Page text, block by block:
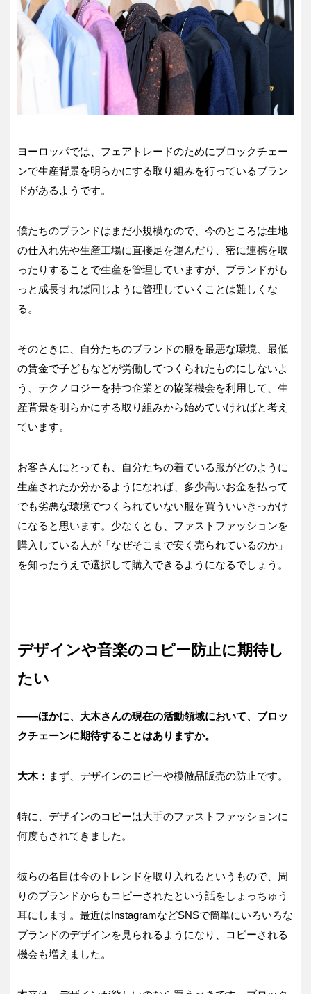
ヨーロッパでは、フェアトレードのためにブロックチェー
ンで生産背景を明らかにする取り組みを行っているブラン
ドがあるようです。
僕たちのブランドはまだ小規模なので、今のところは生地
の仕入れ先や生産工場に直接足を運んだり、密に連携を取
ったりすることで生産を管理していますが、ブランドがも
っと成長すれば同じように管理していくことは難しくな
る。
そのときに、自分たちのブランドの服を最悪な環境、最低
の賃金で子どもなどが労働してつくられたものにしないよ
う、テクノロジーを持つ企業との協業機会を利用して、生
産背景を明らかにする取り組みから始めていければと考え
ています。
お客さんにとっても、自分たちの着ている服がどのように
生産されたか分かるようになれば、多少高いお金を払って
でも劣悪な環境でつくられていない服を買ういいきっかけ
になると思います。少なくとも、ファストファッションを
購入している人が「なぜそこまで安く売られているのか」
を知ったうえで選択して購入できるようになるでしょう。
デザインや音楽のコピー防止に期待し
たい
――ほかに、大木さんの現在の活動領域において、ブロッ
クチェーンに期待することはありますか。
大木： まず、デザインのコピーや模倣品販売の防止です。
特に、デザインのコピーは大手のファストファッションに
何度もされてきました。
彼らの名目は今のトレンドを取り入れるというもので、周
りのブランドからもコピーされたという話をしょっちゅう
耳にします。最近はInstagramなどSNSで簡単にいろいろな
ブランドのデザインを見られるようになり、コピーされる
機会も増えました。